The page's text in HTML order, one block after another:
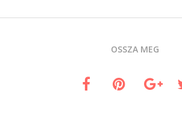
OSSZA MEG